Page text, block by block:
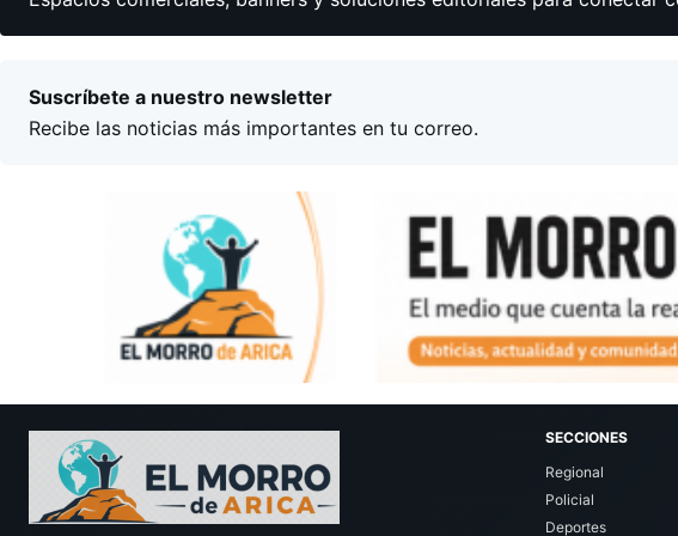
Suscríbete a nuestro newsletter
Recibe las noticias más importantes en tu correo.
SECCIONES
Regional
Policial
Deportes